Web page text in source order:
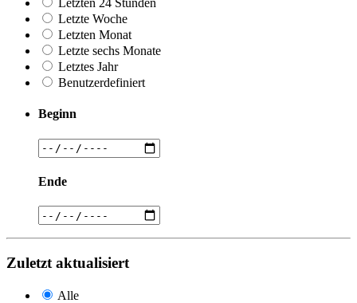
Letzten 24 Stunden
Letzte Woche
Letzten Monat
Letzte sechs Monate
Letztes Jahr
Benutzerdefiniert
Beginn
Ende
Zuletzt aktualisiert
Alle